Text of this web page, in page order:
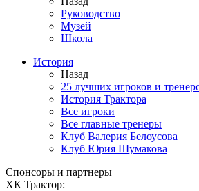
Руководство
Музей
Школа
История
Назад
25 лучших игроков и
История Трактора
Все игроки
Все главные тренеры
Клуб Валерия Белоусова
Клуб Юрия Шумакова
Спонсоры и партнеры
ХК Трактор: